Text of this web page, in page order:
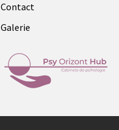
Contact
Galerie